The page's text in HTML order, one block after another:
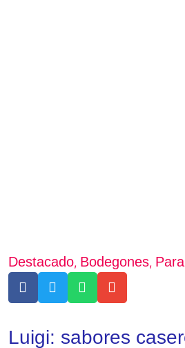
Destacado, Bodegones,
Luigi: sabores